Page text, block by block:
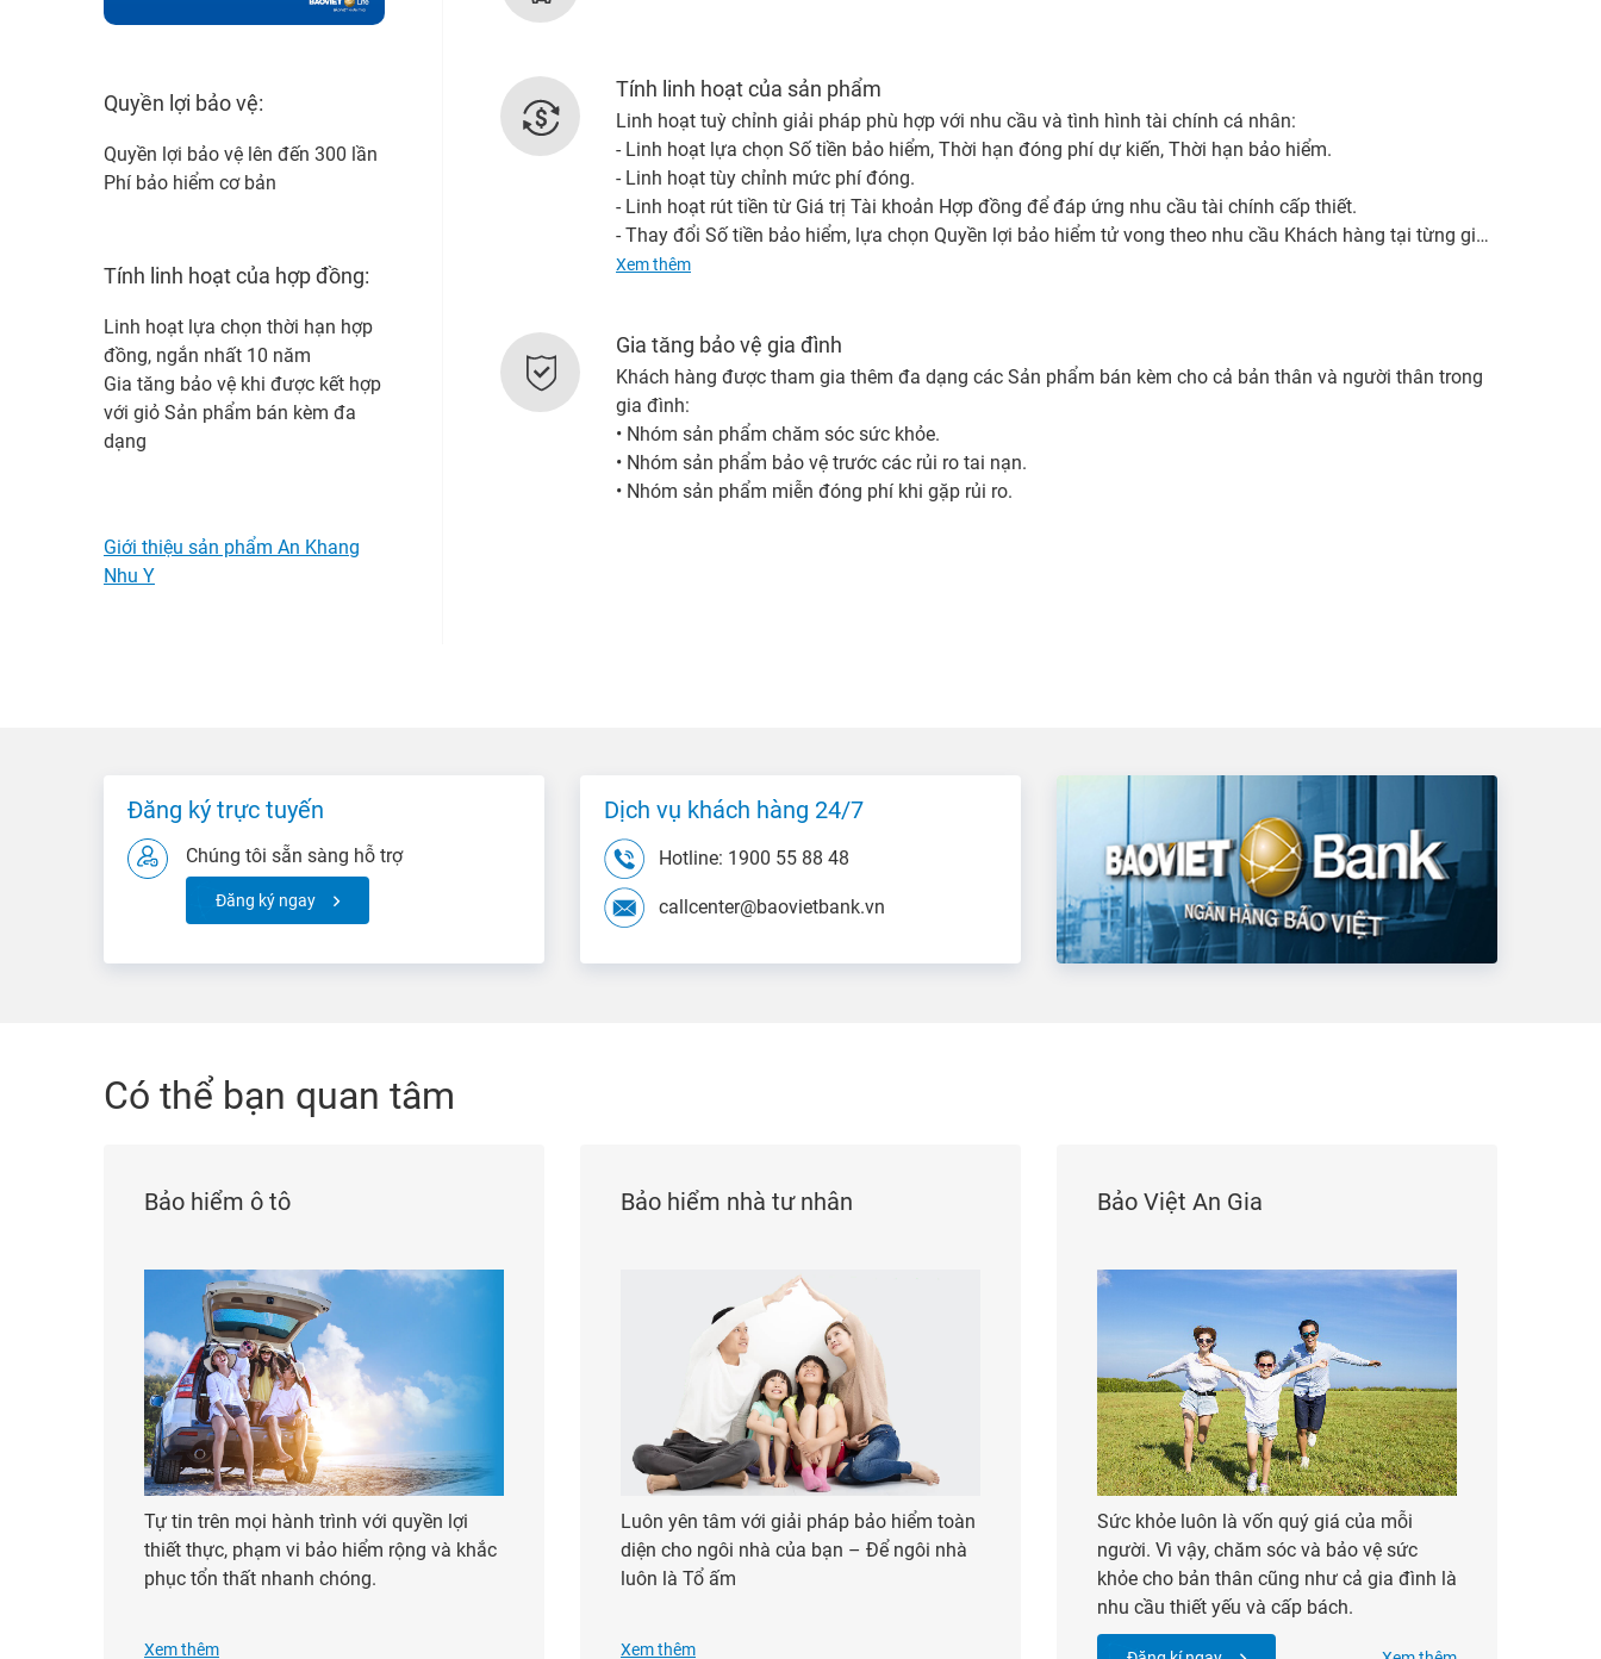
Quyền lợi bảo vệ:
Quyền lợi bảo vệ lên đến 300 lần
Phí bảo hiểm cơ bản
Tính linh hoạt của hợp đồng:
Linh hoạt lựa chọn thời hạn hợp
đồng, ngắn nhất 10 năm
Gia tăng bảo vệ khi được kết hợp
với giỏ Sản phẩm bán kèm đa
dạng
Giới thiệu sản phẩm An Khang
Nhu Y
Tính linh hoạt của sản phẩm
Linh hoạt tuỳ chỉnh giải pháp phù hợp với nhu cầu và tình hình tài chính cá nhân:
- Linh hoạt lựa chọn Số tiền bảo hiểm, Thời hạn đóng phí dự kiến, Thời hạn bảo hiểm.
- Linh hoạt tùy chỉnh mức phí đóng.
- Linh hoạt rút tiền từ Giá trị Tài khoản Hợp đồng để đáp ứng nhu cầu tài chính cấp thiết.
- Thay đổi Số tiền bảo hiểm, lựa chọn Quyền lợi bảo hiểm tử vong theo nhu cầu Khách hàng tại từng giai
đoạn của cuộc sống.
Xem thêm
Gia tăng bảo vệ gia đình
Khách hàng được tham gia thêm đa dạng các Sản phẩm bán kèm cho cả bản thân và người thân trong
gia đình:
• Nhóm sản phẩm chăm sóc sức khỏe.
• Nhóm sản phẩm bảo vệ trước các rủi ro tai nạn.
• Nhóm sản phẩm miễn đóng phí khi gặp rủi ro.
Đăng ký trực tuyến
Chúng tôi sẵn sàng hỗ trợ
Đăng ký ngay
Dịch vụ khách hàng 24/7
Hotline: 1900 55 88 48
callcenter@baovietbank.vn
Có thể bạn quan tâm
Bảo hiểm ô tô
Tự tin trên mọi hành trình với quyền lợi
thiết thực, phạm vi bảo hiểm rộng và khắc
phục tổn thất nhanh chóng.
Xem thêm
Bảo hiểm nhà tư nhân
Luôn yên tâm với giải pháp bảo hiểm toàn
diện cho ngôi nhà của bạn – Để ngôi nhà
luôn là Tổ ấm
Xem thêm
Bảo Việt An Gia
Sức khỏe luôn là vốn quý giá của mỗi
người. Vì vậy, chăm sóc và bảo vệ sức
khỏe cho bản thân cũng như cả gia đình là
nhu cầu thiết yếu và cấp bách.